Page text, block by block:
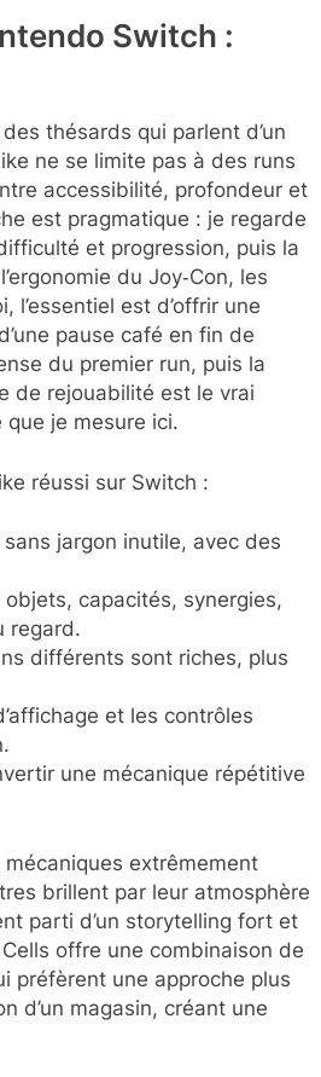
Switch :
thésards qui parlent d’un
ne se limite pas à des runs
accessibilité, profondeur et
est pragmatique : je regarde
et progression, puis la
du Joy‑Con, les
est d’offrir une
pause café en fin de
du premier run, puis la
de rejouabilité est le vrai
je mesure ici.
réussi sur Switch :
jargon inutile, avec des
capacités, synergies,
regard.
différents sont riches, plus
et les contrôles
une mécanique répétitive
extrêmement
brillent par leur atmosphère
parti d’un storytelling fort et
offre une combinaison de
préfèrent une approche plus
d’un magasin, créant une